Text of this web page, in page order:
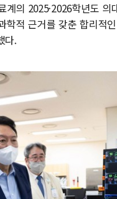
미 연준 매파 기
의 2025·2026학년도
적 근거를 갖춘 합리적
다.